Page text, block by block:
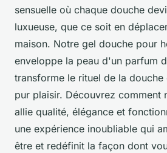
sensuelle où chaque douche
luxueuse, que ce soit en
maison. Notre gel douche pour
enveloppe la peau d'un parfum
transforme le rituel de la douche
pur plaisir. Découvrez comment
allie qualité, élégance et
une expérience inoubliable qui
être et redéfinit la façon dont